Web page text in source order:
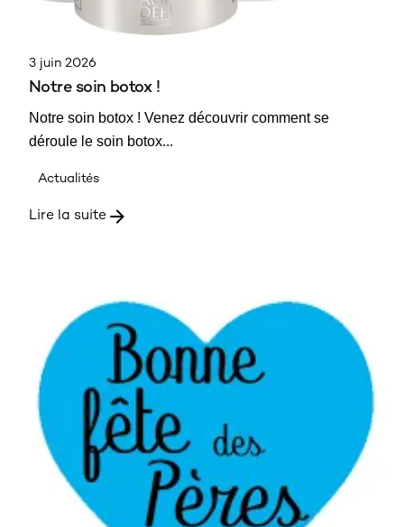
3 juin 2026
Notre soin botox !
Notre soin botox ! Venez découvrir comment se
déroule le soin botox...
Actualités
Lire la suite